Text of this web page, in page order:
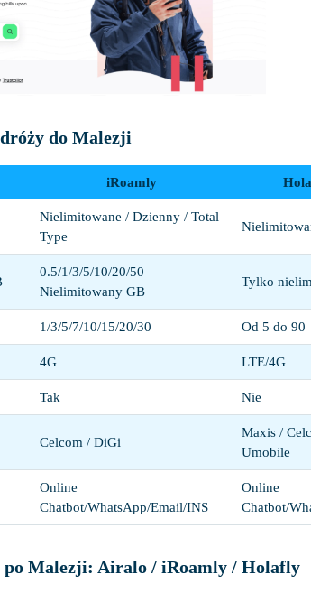
do Malezji
iRoamly
Nielimitowane / Dzienny / Total
Type
0.5/1/3/5/10/20/50
Nielimitowany GB
Tylko
1/3/5/7/10/15/20/30 Od 5 do 90
4G LTE/4G
Tak Nie
Celcom / DiGi
Maxis /
Umobile
Online
Chatbot/WhatsApp/Email/INS
Online
Chatbot/
po Malezji: Airalo / iRoamly / Holafly